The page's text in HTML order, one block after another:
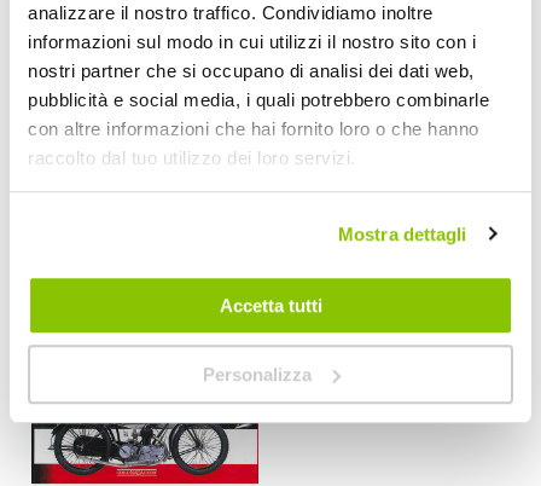
analizzare il nostro traffico. Condividiamo inoltre
informazioni sul modo in cui utilizzi il nostro sito con i
nostri partner che si occupano di analisi dei dati web,
pubblicità e social media, i quali potrebbero combinarle
con altre informazioni che hai fornito loro o che hanno
raccolto dal tuo utilizzo dei loro servizi.
Mostra dettagli
Accetta tutti
Personalizza
Libro Lamborghini
a tempo furioso -
GIORGIO NADA
EDITORE
GIORGIO NADA EDITORE
178 pag
23,75 €
48H
Libro Moto BMW
Storia, tecnica e
GIORGIO NADA
EDITORE
GIORGIO NADA EDITORE
528 pag
38,00 €
48H